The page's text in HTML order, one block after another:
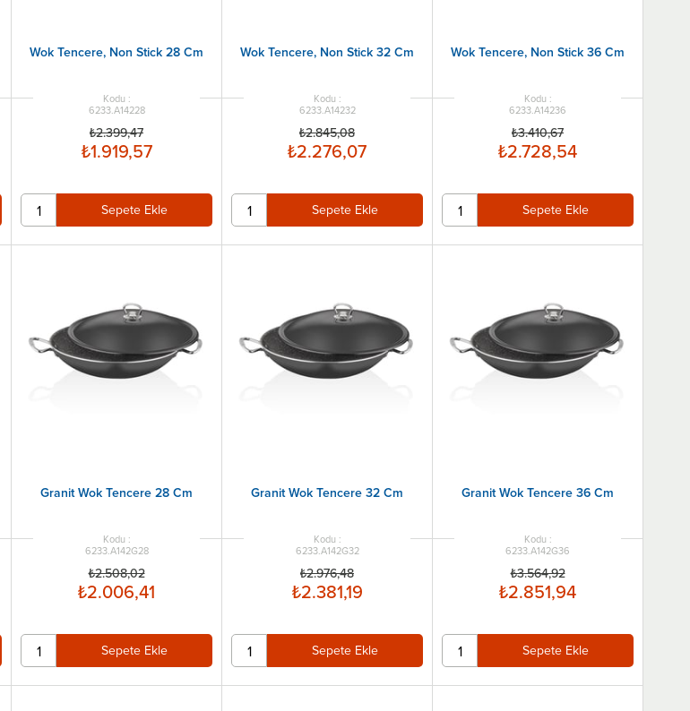
Wok Tencere, Non Stick 28 Cm
6233.A14228
₺1.919,57
₺2.399,47
Sepete Ekle
Wok Tencere, Non Stick 32 Cm
6233.A14232
₺2.276,07
₺2.845,08
Sepete Ekle
Wok Tencere, Non Stick 36 Cm
6233.A14236
₺2.728,54
₺3.410,67
Sepete Ekle
Granit Wok Tencere 28 Cm
6233.A142G28
₺2.006,41
₺2.508,02
Sepete Ekle
Granit Wok Tencere 32 Cm
6233.A142G32
₺2.381,19
₺2.976,48
Sepete Ekle
Granit Wok Tencere 36 Cm
6233.A142G36
₺2.851,94
₺3.564,92
Sepete Ekle